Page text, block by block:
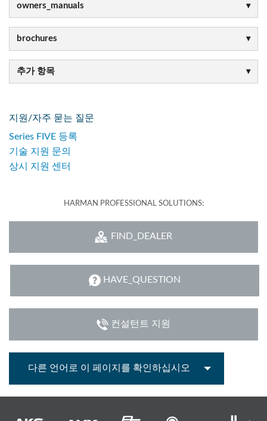
owners_manuals
brochures
추가 항목
지원/자주 묻는 질문
Series FIVE 등록
기술 지원 문의
상시 지원 센터
HARMAN PROFESSIONAL SOLUTIONS:
FIND_DEALER
HAVE_QUESTION
컨설턴트 지원
다른 언어로 이 페이지를 확인하십시오